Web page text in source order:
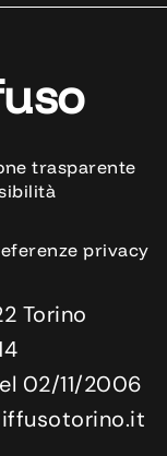
trasparente
privacy
Torino
02/11/2006